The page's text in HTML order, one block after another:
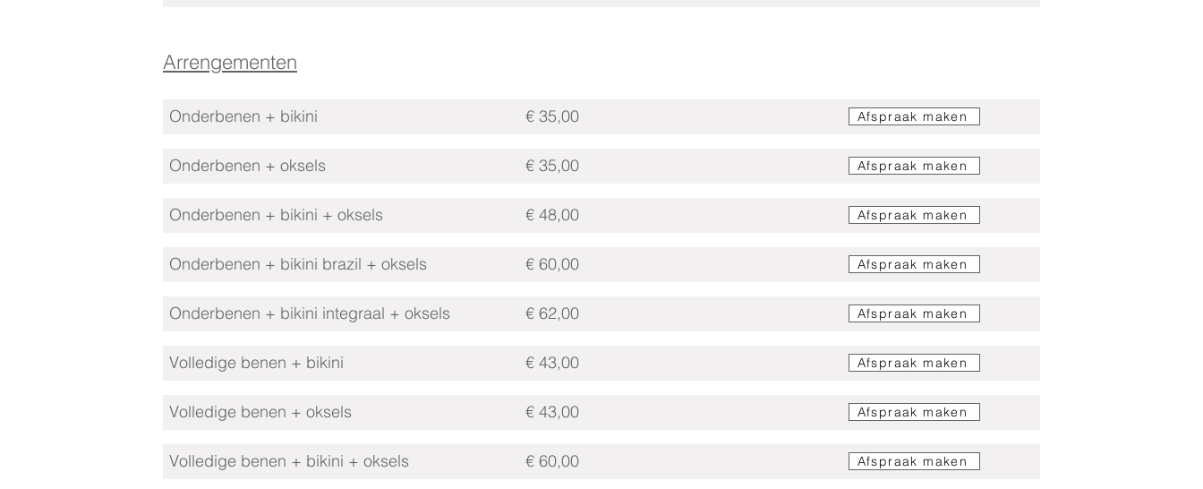
Arrengementen
Onderbenen + bikini € 35,00 Afspraak maken
Onderbenen + oksels € 35,00 Afspraak maken
Onderbenen + bikini + oksels € 48,00 Afspraak maken
Onderbenen + bikini brazil + oksels € 60,00 Afspraak maken
Onderbenen + bikini integraal + oksels € 62,00 Afspraak maken
Volledige benen + bikini € 43,00 Afspraak maken
Volledige benen + oksels € 43,00 Afspraak maken
Volledige benen + bikini + oksels € 60,00 Afspraak maken